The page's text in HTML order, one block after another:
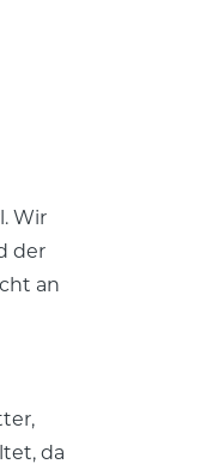
Wir
der
an
da